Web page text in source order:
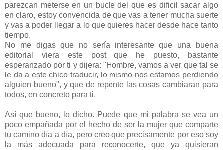
parezcan meterse en un bucle del que es dificil sacar algo
en claro, estoy convencida de que vas a tener mucha suerte
y vas a poder llegar a lo que quieres hacer desde hace tanto
tiempo.
No me digas que no sería interesante que una buena
editorial viera este post que he puesto, bastante
esperanzado por ti y dijera: "Hombre, vamos a ver que tal se
le da a este chico traducir, lo mismo nos estamos perdiendo
alguien bueno", y que de repente las cosas cambiaran para
todos, en concreto para ti.
Así que bueno, lo dicho. Puede que mi palabra se vea un
poco empañada por el hecho de ser la mujer que comparte
tu camino día a día, pero creo que precisamente por eso soy
la más adecuada para reconocerte, que ya quisieran